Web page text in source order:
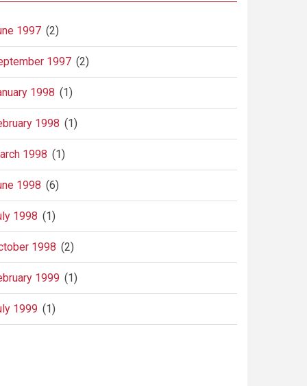
1997 (2)
1997 (2)
1998 (1)
1998 (1)
1998 (1)
1998 (6)
1998 (1)
1998 (2)
1999 (1)
1999 (1)